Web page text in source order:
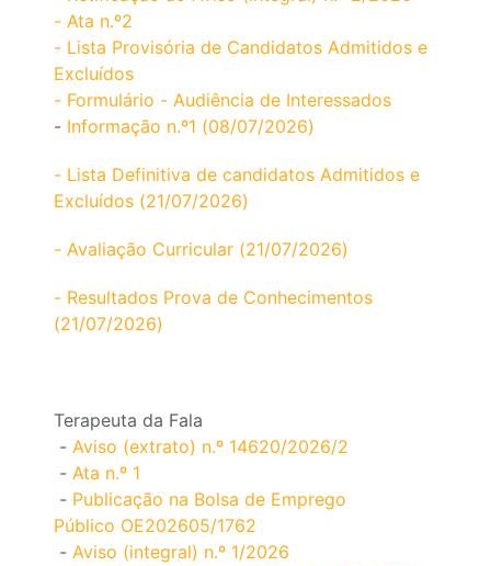
- Ata n.º2
- Lista Provisória de Candidatos Admitidos e
Excluídos
- Formulário - Audiência de Interessados
- Informação n.º1 (08/07/2026)
- Lista Definitiva de candidatos Admitidos e
Excluídos (21/07/2026)
- Avaliação Curricular (21/07/2026)
- Resultados Prova de Conhecimentos
(21/07/2026)
Terapeuta da Fala
- Aviso (extrato) n.º 14620/2026/2
- Ata n.º 1
- Publicação na Bolsa de Emprego
Público OE202605/1762
- Aviso (integral) n.º 1/2026